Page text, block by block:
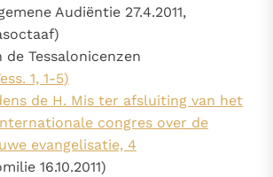
Audiëntie 27.4.2011,
de Tessalonicenzen
1, 1-5)
de H. Mis ter afsluiting van het
congres over de
evangelisatie, 4
16.10.2011)